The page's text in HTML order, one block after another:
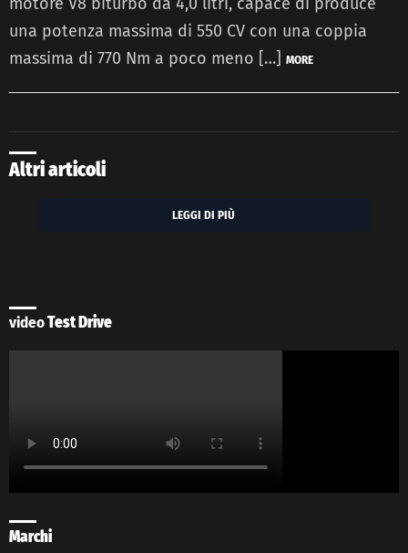
motore V8 biturbo da 4,0 litri, capace di produce
una potenza massima di 550 CV con una coppia
massima di 770 Nm a poco meno […] MORE
Altri articoli
LEGGI DI PIÙ
videoTest Drive
Marchi